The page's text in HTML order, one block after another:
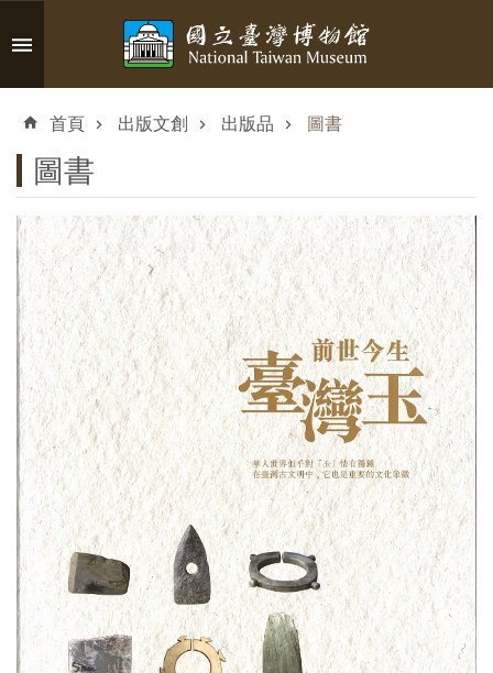
跳到主要內容區塊
搜
認
識
臺
博
參
觀
資
訊
展
覽
資
首頁 出版文創 出版品 圖書
圖書